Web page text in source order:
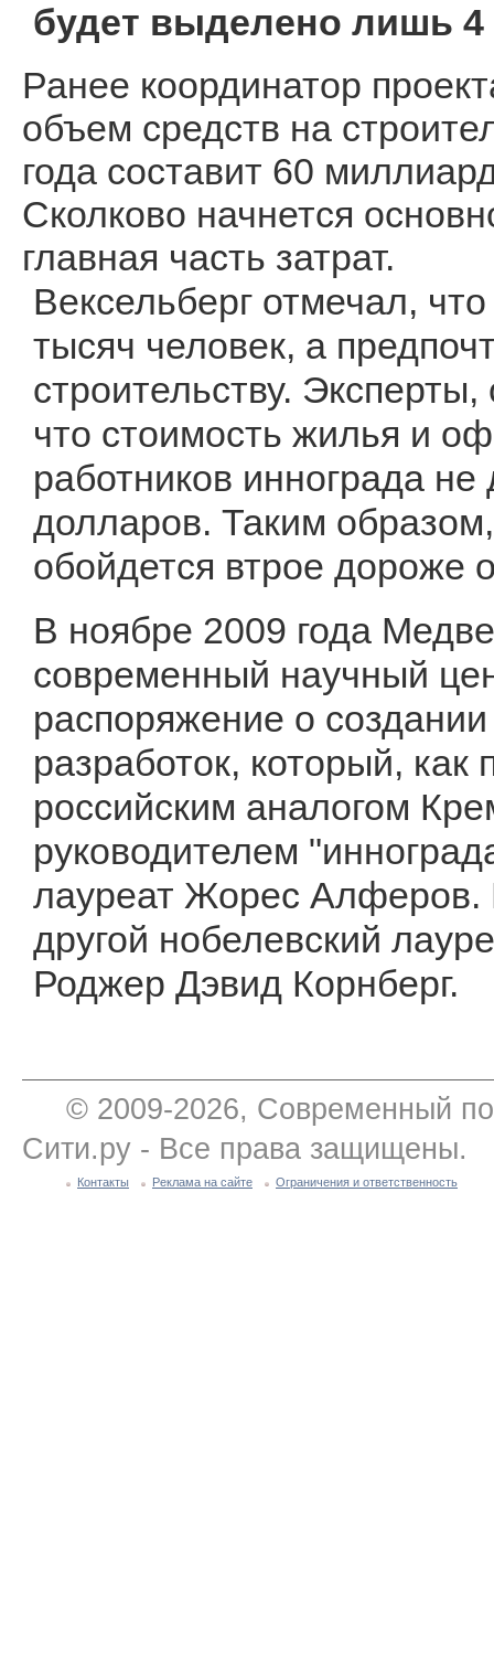
будет выделено лишь
Ранее координатор
объем средств на
года составит 60
Сколково начнется
главная часть затрат.
Вексельберг отмечал,
тысяч человек, а
строительству.
что стоимость жилья и
работников иннограда
долларов. Таким
обойдется втрое дороже
В ноябре 2009 года
современный научный
распоряжение о
разработок, который, как
российским аналогом
руководителем
лауреат Жорес Алферов.
другой нобелевский
Роджер Дэвид Корнберг.
© 2009-2026, Современный
Сити.ру - Все права защищены.
Контакты Реклама на сайте Ограничения и ответственность